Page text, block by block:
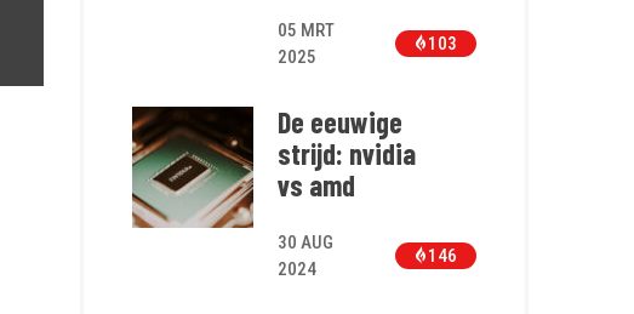
05 MRT
2025
103
De eeuwige
strijd: nvidia
vs amd
30 AUG
2024
146